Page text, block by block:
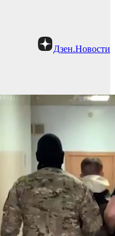
Дзен.Новости